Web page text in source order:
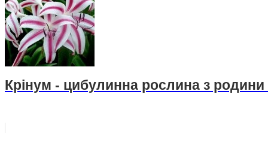
Крінум - цибулинна рослина з